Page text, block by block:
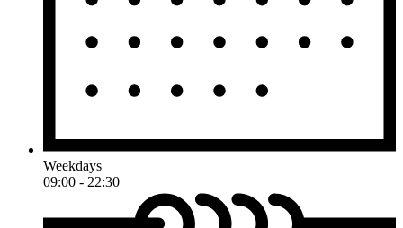
Weekdays
09:00 - 22:30